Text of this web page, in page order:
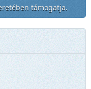
támogatja.